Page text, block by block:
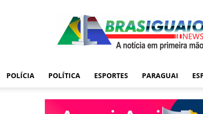
POLÍCIA POLÍTICA ESPORTES PARAGUAI